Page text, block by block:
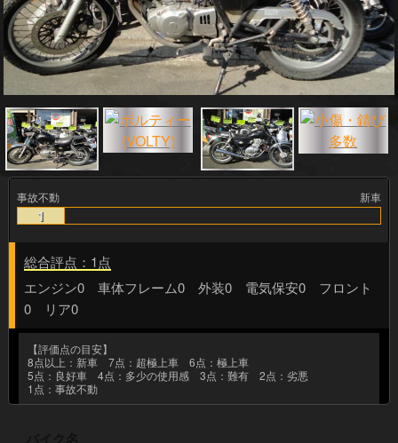
事故不動 新車
1
総合評点：1点
エンジン0 車体フレーム0 外装0 電気保安0 フロント
0 リア0
【評価点の目安】
8点以上：新車 7点：超極上車 6点：極上車
5点：良好車 4点：多少の使用感 3点：難有 2点：劣悪
1点：事故不動